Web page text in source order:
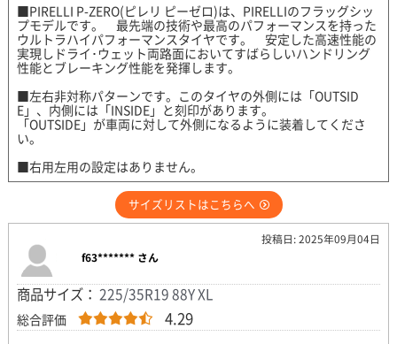
■PIRELLI P-ZERO(ピレリ ピーゼロ)は、PIRELLIのフラッグシッ
プモデルです。 最先端の技術や最高のパフォーマンスを持った
ウルトラハイパフォーマンスタイヤです。 安定した高速性能の
実現しドライ･ウェット両路面においてすばらしいハンドリング
性能とブレーキング性能を発揮します。
■左右非対称パターンです。このタイヤの外側には「OUTSID
E」、内側には「INSIDE」と刻印があります。
「OUTSIDE」が車両に対して外側になるように装着してくださ
い。
■右用左用の設定はありません。
サイズリストはこちらへ
投稿日: 2025年09月04日
f63******* さん
商品サイズ： 225/35R19 88Y XL
総合評価 4.29